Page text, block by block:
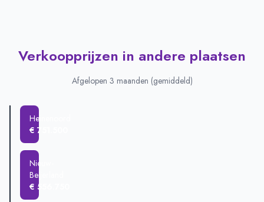
Verkoopprijzen in andere plaatsen
Afgelopen 3 maanden (gemiddeld)
Heinenoord
€ 751.500
Nieuw-
Beijerland
€ 556.750